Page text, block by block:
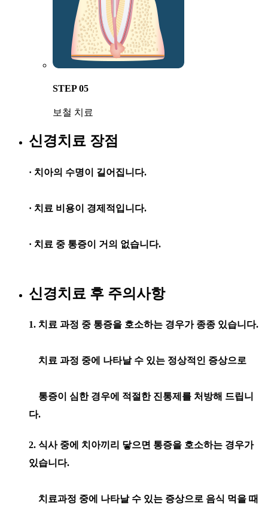
STEP 05
보철 치료
신경치료 장점
· 치아의 수명이 길어집니다.
· 치료 비용이 경제적입니다.
· 치료 중 통증이 거의 없습니다.
신경치료 후 주의사항
1. 치료 과정 중 통증을 호소하는 경우가 종종 있습니다.
치료 과정 중에 나타날 수 있는 정상적인 증상으로
통증이 심한 경우에 적절한 진통제를 처방해 드립니
다.
2. 식사 중에 치아끼리 닿으면 통증을 호소하는 경우가
있습니다.
치료과정 중에 나타날 수 있는 증상으로 음식 먹을 때